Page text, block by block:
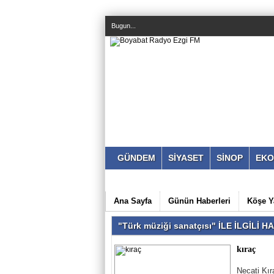
Bugun...
GÜNDEM SİYASET SİNOP
Ana Sayfa Günün Haberleri Köşe
"Türk müziği sanatçısı" İLE İLGİLİ
kıraç
Necati